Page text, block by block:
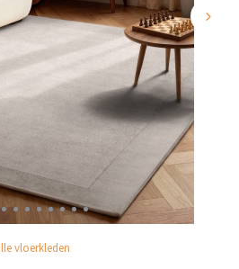
vloerkleden